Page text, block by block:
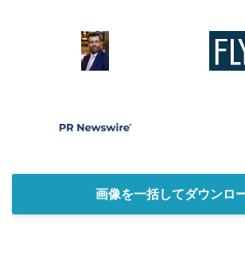
画像を一括してダウンロ